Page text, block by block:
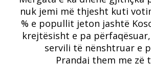
nuk jemi më thjesht kuti
% e popullit jeton jashtë
krejtësisht e pa
servili të nënshtruar e
Prandaj them me zë